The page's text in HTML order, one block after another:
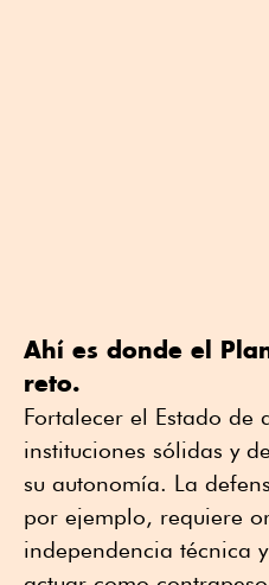
Ahí es donde el
reto.
Fortalecer el Estado de
instituciones sólidas y
su autonomía. La
por ejemplo, requiere
independencia técnica